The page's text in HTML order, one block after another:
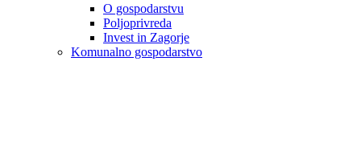
O gospodarstvu
Poljoprivreda
Invest in Zagorje
Komunalno gospodarstvo